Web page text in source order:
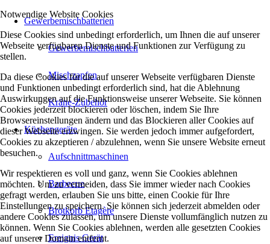
Gewerbemischbatterien
Gewerbemischbatterien
Mischzapfen
Kräne-Zubehör
Küchengeräte
Aufschnittmaschinen
Barbecue
Brotkorb Etagère
Ereignis Gerät
Notwendige Website Cookies
Diese Cookies sind unbedingt erforderlich, um Ihnen die auf unserer
Webseite verfügbaren Dienste und Funktionen zur Verfügung zu
stellen.
Da diese Cookies für die auf unserer Webseite verfügbaren Dienste
und Funktionen unbedingt erforderlich sind, hat die Ablehnung
Auswirkungen auf die Funktionsweise unserer Webseite. Sie können
Cookies jederzeit blockieren oder löschen, indem Sie Ihre
Browsereinstellungen ändern und das Blockieren aller Cookies auf
dieser Webseite erzwingen. Sie werden jedoch immer aufgefordert,
Cookies zu akzeptieren / abzulehnen, wenn Sie unsere Website erneut
besuchen.
Wir respektieren es voll und ganz, wenn Sie Cookies ablehnen
möchten. Um zu vermeiden, dass Sie immer wieder nach Cookies
gefragt werden, erlauben Sie uns bitte, einen Cookie für Ihre
Einstellungen zu speichern. Sie können sich jederzeit abmelden oder
andere Cookies zulassen, um unsere Dienste vollumfänglich nutzen zu
können. Wenn Sie Cookies ablehnen, werden alle gesetzten Cookies
auf unserer Domain entfernt.